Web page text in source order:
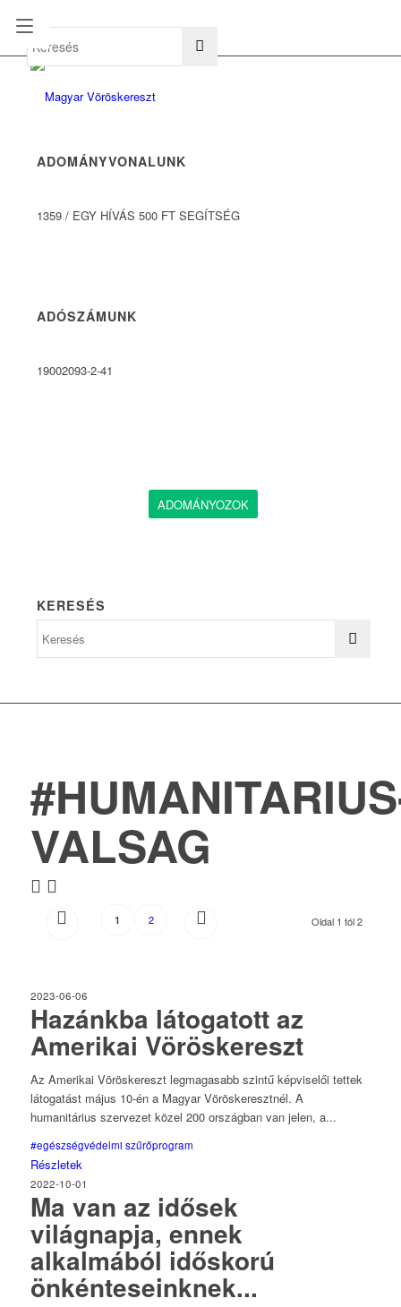
ADOMÁNYVONALUNK
1359 / EGY HÍVÁS 500 FT SEGÍTSÉG
ADÓSZÁMUNK
19002093-2-41
ADOMÁNYOZOK
KERESÉS
VALSAG
Oldal 1 tól 2
1 2
2023-06-06
Hazánkba látogatott az
Amerikai Vöröskereszt
Az Amerikai Vöröskereszt legmagasabb szintű képviselői tettek
látogatást május 10-én a Magyar Vöröskeresztnél. A
humanitárius szervezet közel 200 országban van jelen, a...
#egészségvédelmi szűrőprogram
Részletek
2022-10-01
Ma van az idősek
világnapja, ennek
alkalmából időskorú
önkénteseinknek...